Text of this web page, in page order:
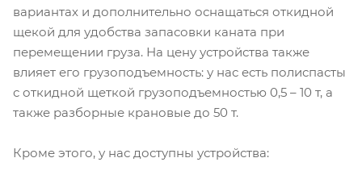
вариантах и дополнительно оснащаться откидной
щекой для удобства запасовки каната при
перемещении груза. На цену устройства также
влияет его грузоподъемность: у нас есть полиспасты
с откидной щеткой грузоподъемностью 0,5 – 10 т, а
также разборные крановые до 50 т.
Кроме этого, у нас доступны устройства: